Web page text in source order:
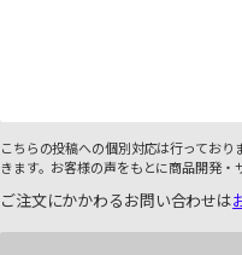
こちらの投稿への個別対応は行ってお
きます。お客様の声をもとに商品開発・
ご注文にかかわるお問い合わせは